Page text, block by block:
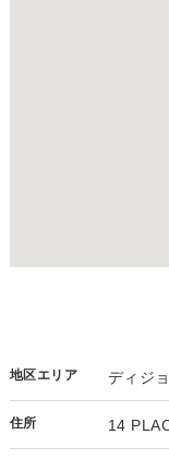
地区エリア ディジ
住所 14